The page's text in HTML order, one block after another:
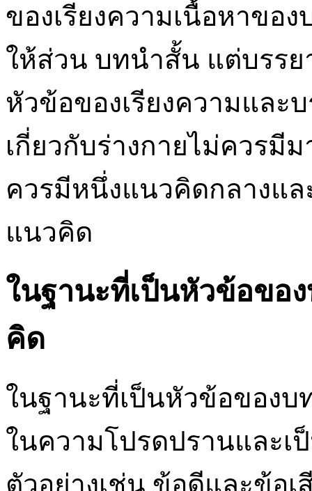
ของเรียงความเนื้อหาขอ
ให้ส่วน บทนำสั้น แต่บรรย
หัวข้อของเรียงความและ
เกี่ยวกับร่างกายไม่ควรมี
ควรมีหนึ่งแนวคิดกลางแ
แนวคิด
ในฐานะที่เป็นหัวข้อขอ
คิด
ในฐานะที่เป็นหัวข้อของ
ในความโปรดปรานและ
ตัวอย่างเช่น ข้อดีและข้อเ